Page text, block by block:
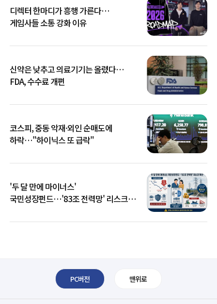
디렉터 한마디가 흥행 가른다…
게임사들 소통 강화 이유
신약은 낮추고 의료기기는 올렸다…
FDA, 수수료 개편
코스피, 중동 악재·외인 순매도에
하락…"하이닉스 또 급락"
'두 달 만에 마이너스'
국민성장펀드…'83조 전력망' 리스크
PC버전 맨위로